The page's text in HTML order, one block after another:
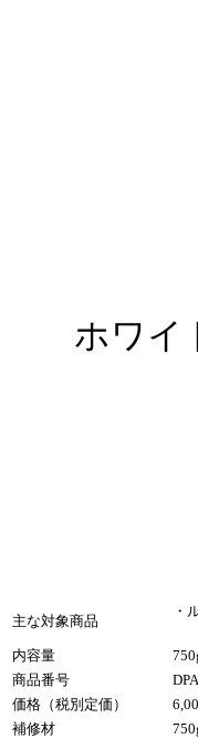
ホワイ
主な対象商品
・
内容量
商品番号
価格（税別定価）
補修材